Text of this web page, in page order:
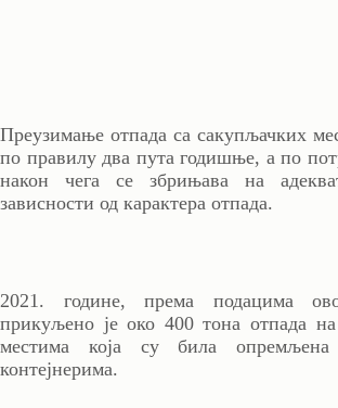
Преузимање отпада са сакупљачких
по правилу два пута годишње, а по
након чега се збрињава на
зависности од карактера отпада.
2021. године, према подацима
прикуљено је око 400 тона отпада
местима која су била опремљена
контејнерима.